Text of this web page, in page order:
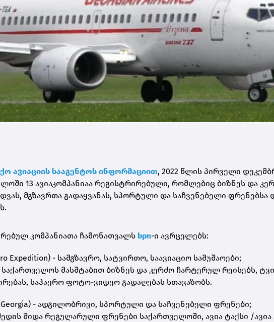
ავიაციის სააგენტოს ინფორმაციით, 2022 წლის პირველი
13 ავიაკომპანიაა რეგისტრირებული, რომლებიც ბიზნეს და
მგზავრთა გადაყვანას, სპორტული და საჩვენებელი ფრენებსა
კომპანიათა ჩამონათვალს bpn-ი ავრცელებს:
Expedition) - სამგზავრო, სატვირთო, საავიაციო სამუშაოები;
საქართველოს მასშტაბით ბიზნეს და კერძო ჩარტერულ რეისებს,
საჰაერო ფოტო-ვიდეო გადაღებას სთავაზობს.
Georgia) - ადგილობრივი, სპორტული და საჩვენებელი ფრენები;
შიდა რეგულარული ფრენები საქართველოში, ავია ტაქსი /ავია